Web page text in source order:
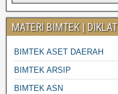
MATERI BIMTEK | DIKLAT
BIMTEK ASET DAERAH
BIMTEK ARSIP
BIMTEK ASN